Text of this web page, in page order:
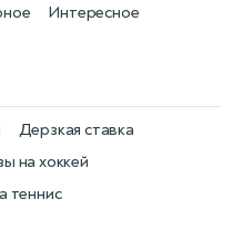
Интересное
на хоккей
теннис
Дерзкая ставка